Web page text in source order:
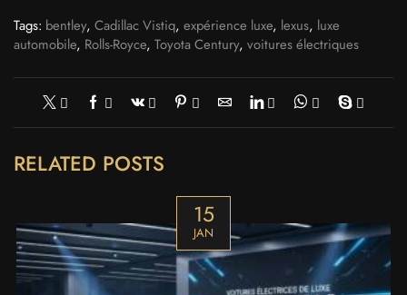
Tags: bentley, Cadillac Vistiq, expérience luxe, lexus, luxe
automobile, Rolls-Royce, Toyota Century, voitures électriques
RELATED POSTS
15
JAN